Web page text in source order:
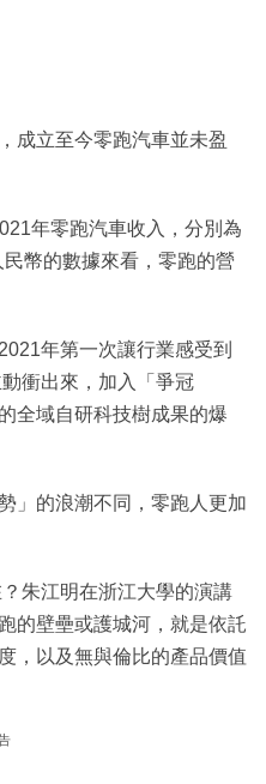
成立至今零跑汽車並未盈
年零跑汽車收入，分別為
幣的數據來看，零跑的營
年第一次讓行業感受到
衝出來，加入「爭冠
全域自研科技樹成果的爆
」的浪潮不同，零跑人更加
朱江明在浙江大學的演講
的壁壘或護城河，就是依託
，以及無與倫比的產品價值